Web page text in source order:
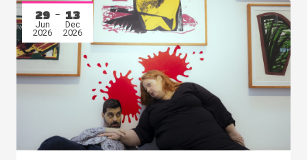
29
Jun
2026
13
Dec
2026